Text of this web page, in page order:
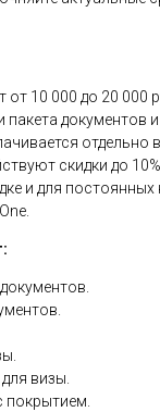
от 10 000 до 20 000
документов
отдельно
скидки до
и для постоянных
визы.
покрытием.